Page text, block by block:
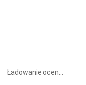
Ładowanie ocen...